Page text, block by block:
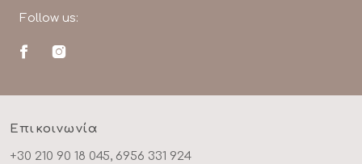
Follow us:
Επικοινωνία
+30 210 90 18 045, 6956 331 924